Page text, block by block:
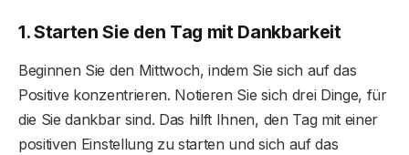
1. Starten Sie den Tag mit Dankbarkeit
Beginnen Sie den Mittwoch, indem Sie sich auf das
Positive konzentrieren. Notieren Sie sich drei Dinge, für
die Sie dankbar sind. Das hilft Ihnen, den Tag mit einer
positiven Einstellung zu starten und sich auf das